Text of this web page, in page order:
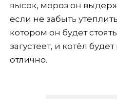
высок, мороз он
если не забыть
котором он будет
загустеет, и котёл
отлично.